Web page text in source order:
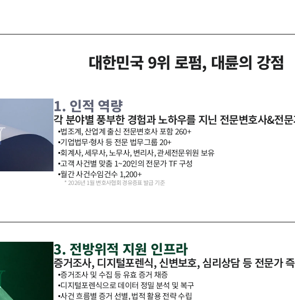
대한민국 9위 로펌, 대륜의 강점
1. 인적 역량
각 분야별 풍부한 경험과 노하우를 지닌 전문변호사&전
법조계, 산업계 출신 전문변호사 포함 260+
기업법무·형사 등 전문 법무그룹 20+
회계사, 세무사, 노무사, 변리사, 관세전문위원 보유
고객 사건별 맞춤 1~20인의 전문가 TF 구성
월간 사건수임건수 1,200+
* 2026년 1월 변호사협회 경유증표 발급 기준
3. 전방위적 지원 인프라
증거조사, 디지털포렌식, 신변보호, 심리상담 등 전문가
증거조사 및 수집 등 유효 증거 채증
디지털포렌식으로 데이터 정밀 분석 및 복구
사건 흐름별 증거 선별, 법적 활용 전략 수립